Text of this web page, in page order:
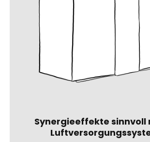
Synergieeffekte sinnvoll